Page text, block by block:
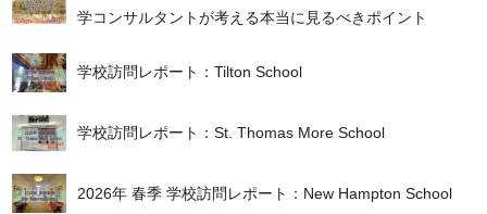
学コンサルタントが考える本当に見るべきポイント
学校訪問レポート：Tilton School
学校訪問レポート：St. Thomas More School
2026年 春季 学校訪問レポート：New Hampton School